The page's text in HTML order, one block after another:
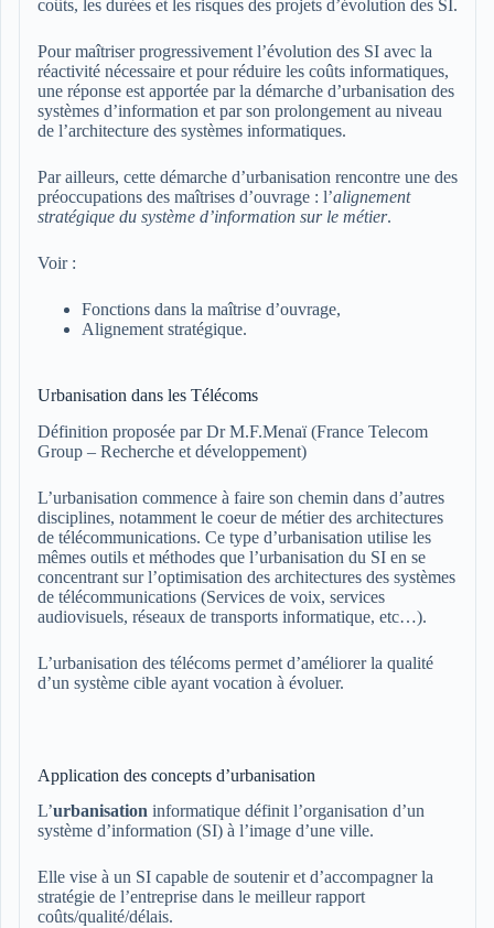
coûts, les durées et les risques des projets d’évolution des SI.
Pour maîtriser progressivement l’évolution des SI avec la
réactivité nécessaire et pour réduire les coûts informatiques,
une réponse est apportée par la démarche d’urbanisation des
systèmes d’information et par son prolongement au niveau
de l’architecture des systèmes informatiques.
Par ailleurs, cette démarche d’urbanisation rencontre une des
préoccupations des maîtrises d’ouvrage : l’alignement
stratégique du système d’information sur le métier.
Voir :
Fonctions dans la maîtrise d’ouvrage,
Alignement stratégique.
Urbanisation dans les Télécoms
Définition proposée par Dr M.F.Menaï (France Telecom
Group – Recherche et développement)
L’urbanisation commence à faire son chemin dans d’autres
disciplines, notamment le coeur de métier des architectures
de télécommunications. Ce type d’urbanisation utilise les
mêmes outils et méthodes que l’urbanisation du SI en se
concentrant sur l’optimisation des architectures des systèmes
de télécommunications (Services de voix, services
audiovisuels, réseaux de transports informatique, etc…).
L’urbanisation des télécoms permet d’améliorer la qualité
d’un système cible ayant vocation à évoluer.
Application des concepts d’urbanisation
L’urbanisation informatique définit l’organisation d’un
système d’information (SI) à l’image d’une ville.
Elle vise à un SI capable de soutenir et d’accompagner la
stratégie de l’entreprise dans le meilleur rapport
coûts/qualité/délais.